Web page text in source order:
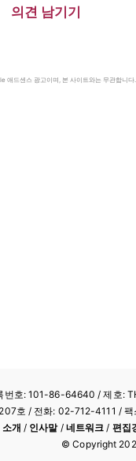
의견 남기기
애드센스 광고이며, 본 사이트와는 무관합니다.
번호: 101-86-64640 / 제호:
호 / 전화: 02-712-4111 / 팩
개 / 인사말/ 네트워크 / 편집
© Copyright